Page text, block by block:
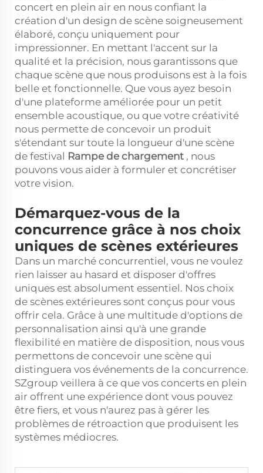
concert en plein air en nous confiant la
création d'un design de scène soigneusement
élaboré, conçu uniquement pour
impressionner. En mettant l'accent sur la
qualité et la précision, nous garantissons que
chaque scène que nous produisons est à la fois
belle et fonctionnelle. Que vous ayez besoin
d'une plateforme améliorée pour un petit
ensemble acoustique, ou que votre créativité
nous permette de concevoir un produit
s'étendant sur toute la longueur d'une scène
de festival Rampe de chargement , nous
pouvons vous aider à formuler et concrétiser
votre vision.
Démarquez-vous de la
concurrence grâce à nos choix
uniques de scènes extérieures
Dans un marché concurrentiel, vous ne voulez
rien laisser au hasard et disposer d'offres
uniques est absolument essentiel. Nos choix
de scènes extérieures sont conçus pour vous
offrir cela. Grâce à une multitude d'options de
personnalisation ainsi qu'à une grande
flexibilité en matière de disposition, nous vous
permettons de concevoir une scène qui
distinguera vos événements de la concurrence.
SZgroup veillera à ce que vos concerts en plein
air offrent une expérience dont vous pouvez
être fiers, et vous n'aurez pas à gérer les
problèmes de rétroaction que produisent les
systèmes médiocres.